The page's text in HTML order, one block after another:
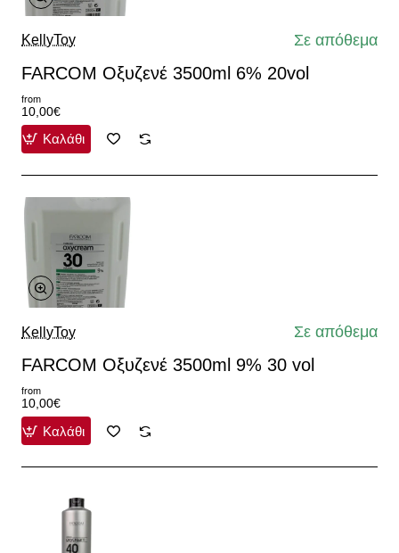
KellyToy Σε απόθεμα
FARCOM Οξυζενέ 3500ml 6% 20vol
from
10,00€
Καλάθι
KellyToy Σε απόθεμα
FARCOM Οξυζενέ 3500ml 9% 30 vol
from
10,00€
Καλάθι